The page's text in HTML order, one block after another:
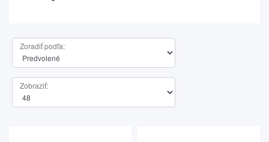
Zoradiť podľa:
Zobraziť: